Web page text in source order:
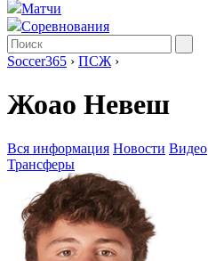
Матчи
Соревнования
Soccer365 › ПСЖ ›
Жоао Невеш
Вся информация Новости Видео
Трансферы